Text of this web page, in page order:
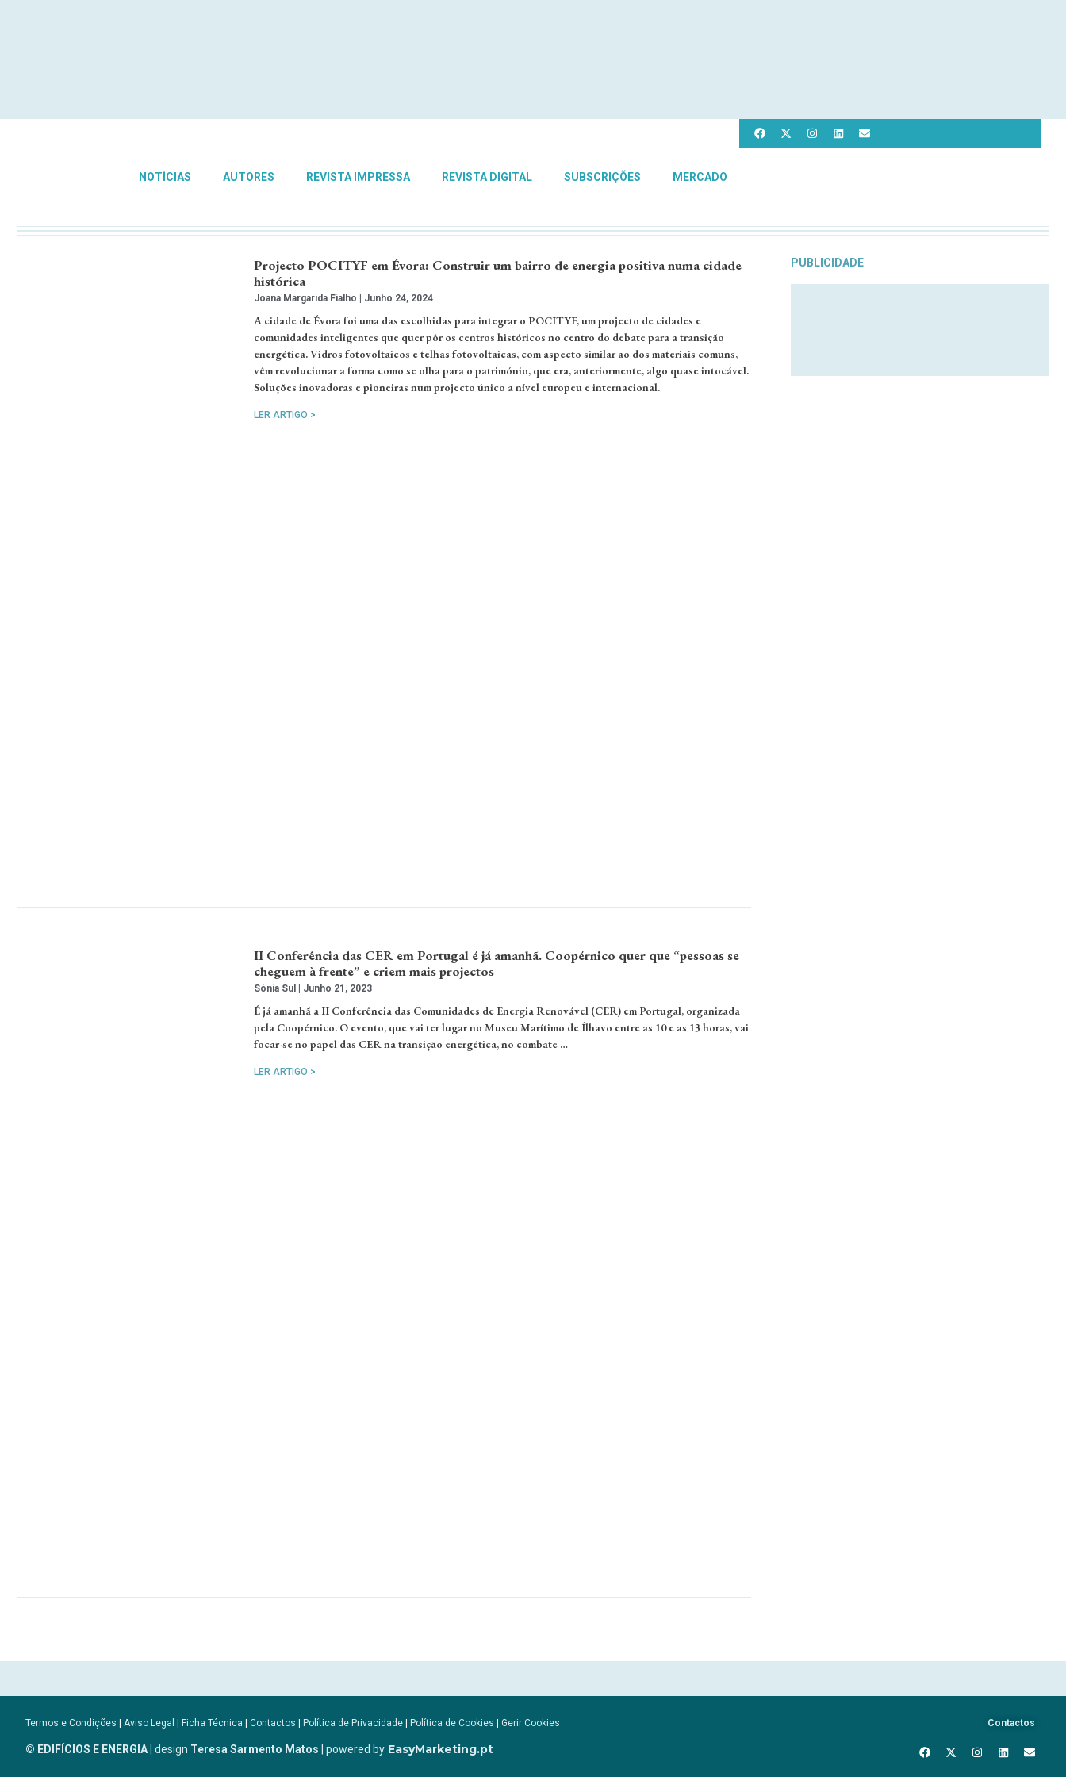
NOTÍCIAS AUTORES REVISTA IMPRESSA REVISTA DIGITAL SUBSCRIÇÕES MERCADO
Projecto POCITYF em Évora: Construir um bairro de energia positiva numa cidade
histórica
Joana Margarida Fialho Junho 24, 2024
A cidade de Évora foi uma das escolhidas para integrar o POCITYF, um projecto de cidades e
comunidades inteligentes que quer pôr os centros históricos no centro do debate para a transição
energética. Vidros fotovoltaicos e telhas fotovoltaicas, com aspecto similar ao dos materiais comuns,
vêm revolucionar a forma como se olha para o património, que era, anteriormente, algo quase intocável.
Soluções inovadoras e pioneiras num projecto único a nível europeu e internacional.
LER ARTIGO >
II Conferência das CER em Portugal é já amanhã. Coopérnico quer que “pessoas se
cheguem à frente” e criem mais projectos
Sónia Sul Junho 21, 2023
É já amanhã a II Conferência das Comunidades de Energia Renovável (CER) em Portugal, organizada
pela Coopérnico. O evento, que vai ter lugar no Museu Marítimo de Ílhavo entre as 10 e as 13 horas, vai
focar-se no papel das CER na transição energética, no combate …
LER ARTIGO >
PUBLICIDADE
Termos e Condições | Aviso Legal | Ficha Técnica | Contactos | Política de Privacidade | Política de Cookies | Gerir Cookies
© EDIFÍCIOS E ENERGIA | design Teresa Sarmento Matos | powered by EasyMarketing.pt
Contactos